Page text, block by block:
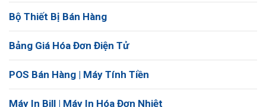
Bộ Thiết Bị Bán Hàng
Bảng Giá Hóa Đơn Điện Tử
POS Bán Hàng | Máy Tính Tiền
Máy In Bill | Máy In Hóa Đơn Nhiệt